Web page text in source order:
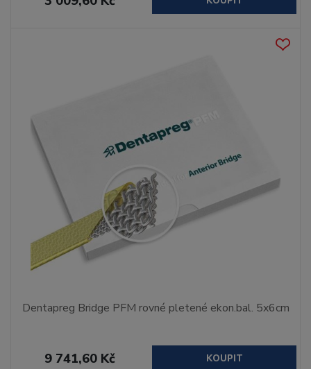
Dentapreg Bridge PFM rovné pletené ekon.bal. 5x6cm
9 741,60 Kč KOUPIT